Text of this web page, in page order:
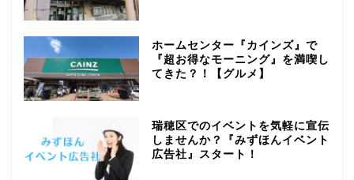
ホームセンター『カインズ』で
『超お得なモーニング』を満喫し
てきた？！【グルメ】
瑞穂区でのイベントを気軽に宣伝
しませんか？『みずほんイベント
広告社』スタート！